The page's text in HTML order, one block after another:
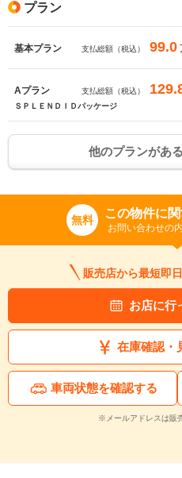
プラン
基本プラン 支払総額（税込） 99.0
Aプラン 支払総額（税込）
ＳＰＬＥＮＤＩＤパッケージ
他のプランがあ
無料 この物件に
お問い合わせの
販売店から最短即
お店に行
在庫確認・
車両状態を確認する
※メールアドレスは販